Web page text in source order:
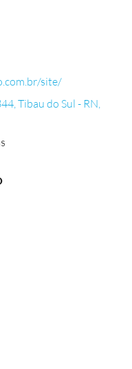
site/
Tibau do Sul - RN,